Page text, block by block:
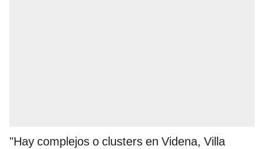
"Hay complejos o clusters en Videna, Villa